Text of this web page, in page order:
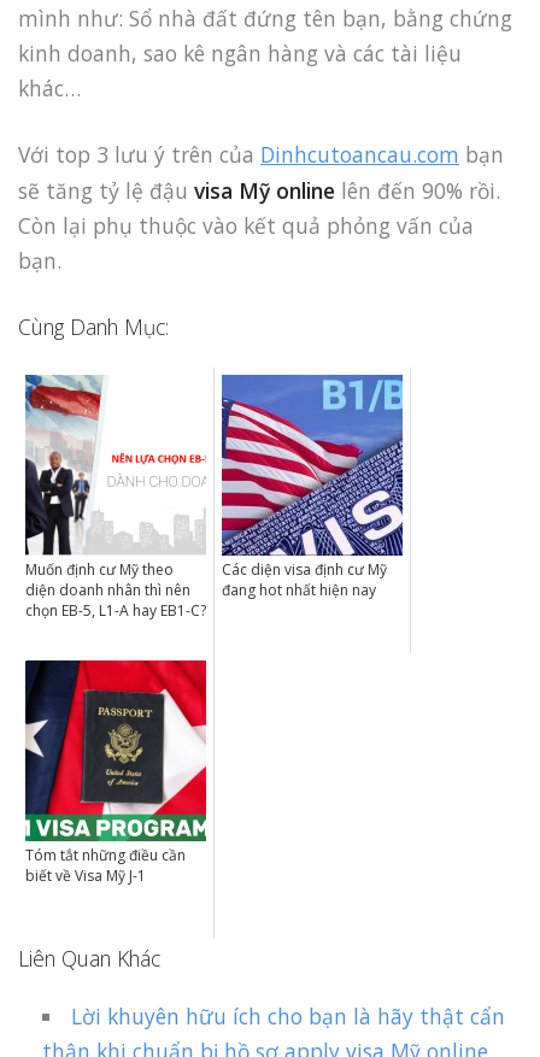
mình như: Sổ nhà đất đứng tên bạn, bằng chứng
kinh doanh, sao kê ngân hàng và các tài liệu
khác…
Với top 3 lưu ý trên của Dinhcutoancau.com bạn
sẽ tăng tỷ lệ đậu visa Mỹ online lên đến 90% rồi.
Còn lại phụ thuộc vào kết quả phỏng vấn của
bạn.
Cùng Danh Mục:
Muốn định cư Mỹ theo
diện doanh nhân thì nên
chọn EB-5, L1-A hay EB1-C?
Các diện visa định cư Mỹ
đang hot nhất hiện nay
Tóm tắt những điều cần
biết về Visa Mỹ J-1
Liên Quan Khác
Lời khuyên hữu ích cho bạn là hãy thật cẩn
thận khi chuẩn bị hồ sơ apply visa Mỹ online